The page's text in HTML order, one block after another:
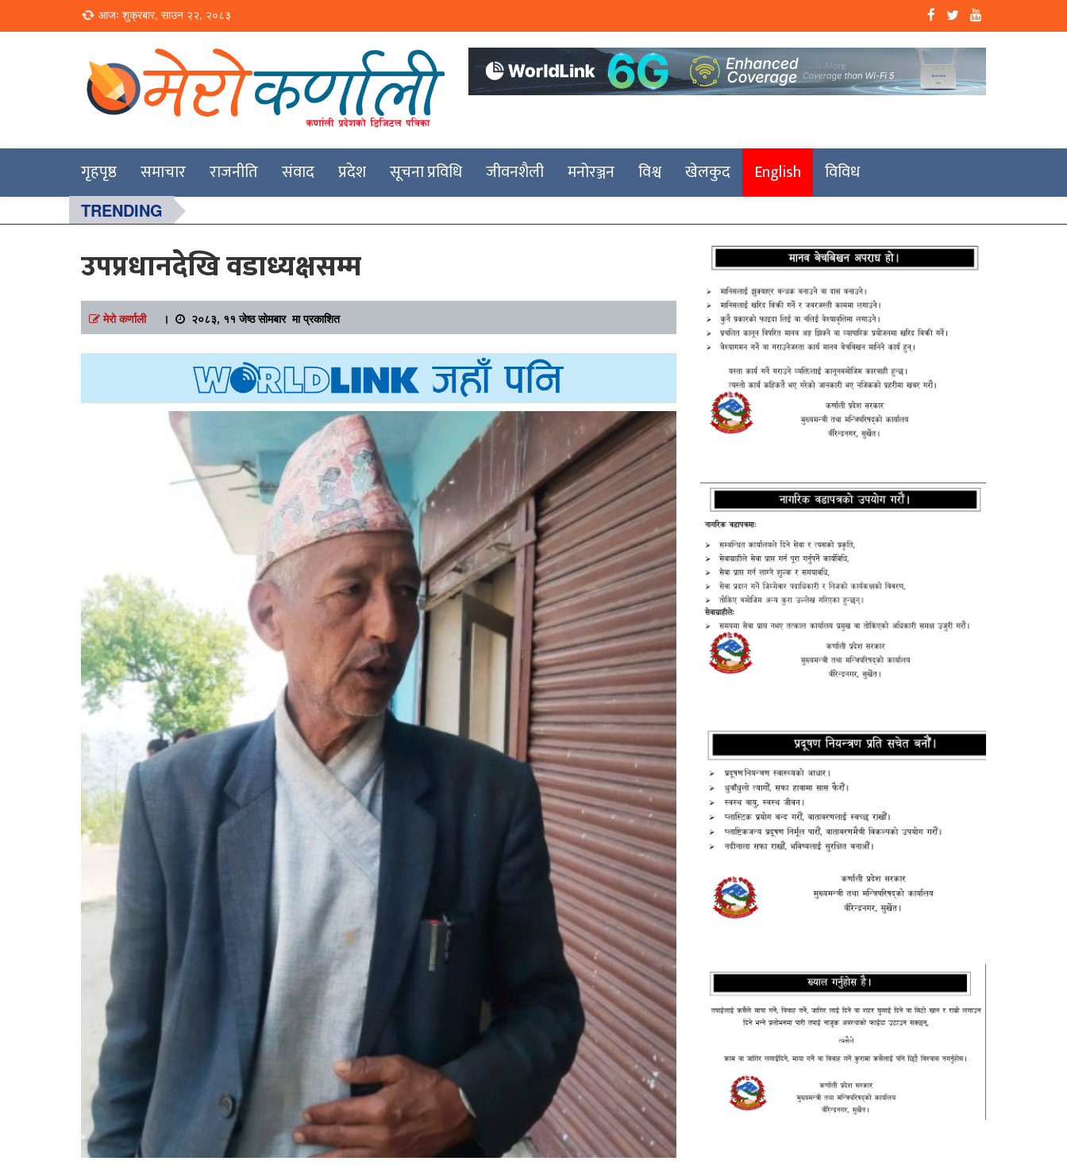
Loading...
आजः शुक्रबार, साउन २२, २०८३
Merokarnali
गृहपृष्ठ समाचार राजनीति संवाद प्रदेश सूचना प्रविधि जीवनशैली मनोरञ्जन विश्व खेलकुद English विविध
TRENDING
उपप्रधानदेखि वडाध्यक्षसम्म
मेरो कर्णाली। २०८३, ११ जेष्ठ सोमबार मा प्रकाशित